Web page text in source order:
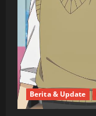
Berita & Update